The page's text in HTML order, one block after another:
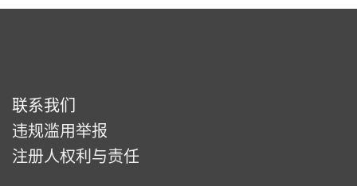
联系我们
违规滥用举报
注册人权利与责任